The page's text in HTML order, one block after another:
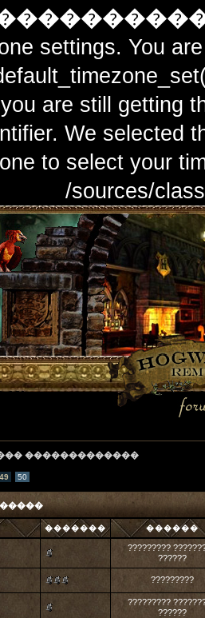
settings. You
are still getting
We selected
to select
/sources/
�������������
49 50
������� ������
?????????
??????
?????????
?????????
??????